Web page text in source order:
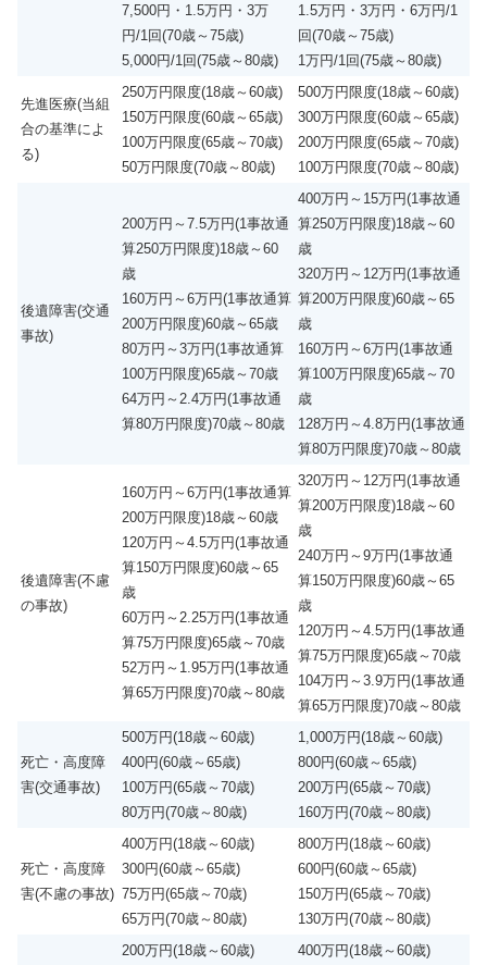
7,500円・1.5万円・3万
円/1回(70歳～75歳)
5,000円/1回(75歳～80歳)
1.5万円・3万円・6万円/1
回(70歳～75歳)
1万円/1回(75歳～80歳)
先進医療(当組
合の基準によ
る)
250万円限度(18歳～60歳)
150万円限度(60歳～65歳)
100万円限度(65歳～70歳)
50万円限度(70歳～80歳)
500万円限度(18歳～60歳)
300万円限度(60歳～65歳)
200万円限度(65歳～70歳)
100万円限度(70歳～80歳)
後遺障害(交通
事故)
200万円～7.5万円(1事故通
算250万円限度)18歳～60
歳
160万円～6万円(1事故通算
200万円限度)60歳～65歳
80万円～3万円(1事故通算
100万円限度)65歳～70歳
64万円～2.4万円(1事故通
算80万円限度)70歳～80歳
400万円～15万円(1事故通
算250万円限度)18歳～60
歳
320万円～12万円(1事故通
算200万円限度)60歳～65
歳
160万円～6万円(1事故通
算100万円限度)65歳～70
歳
128万円～4.8万円(1事故通
算80万円限度)70歳～80歳
後遺障害(不慮
の事故)
160万円～6万円(1事故通算
200万円限度)18歳～60歳
120万円～4.5万円(1事故通
算150万円限度)60歳～65
歳
60万円～2.25万円(1事故通
算75万円限度)65歳～70歳
52万円～1.95万円(1事故通
算65万円限度)70歳～80歳
320万円～12万円(1事故通
算200万円限度)18歳～60
歳
240万円～9万円(1事故通
算150万円限度)60歳～65
歳
120万円～4.5万円(1事故通
算75万円限度)65歳～70歳
104万円～3.9万円(1事故通
算65万円限度)70歳～80歳
死亡・高度障
害(交通事故)
500万円(18歳～60歳)
400円(60歳～65歳)
100万円(65歳～70歳)
80万円(70歳～80歳)
1,000万円(18歳～60歳)
800円(60歳～65歳)
200万円(65歳～70歳)
160万円(70歳～80歳)
死亡・高度障
害(不慮の事故)
400万円(18歳～60歳)
300円(60歳～65歳)
75万円(65歳～70歳)
65万円(70歳～80歳)
800万円(18歳～60歳)
600円(60歳～65歳)
150万円(65歳～70歳)
130万円(70歳～80歳)
200万円(18歳～60歳)
400万円(18歳～60歳)